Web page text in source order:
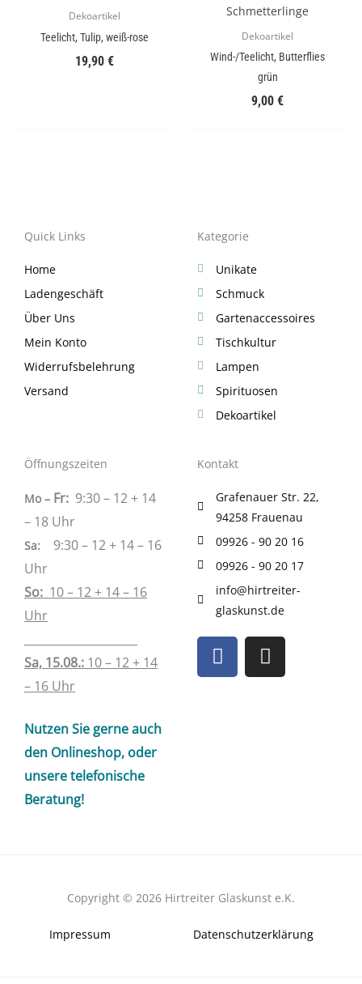
Dekoartikel
Teelicht, Tulip, weiß-rose
19,90 €
Dekoartikel
Wind-/Teelicht, Butterflies
grün
9,00 €
Quick Links
Home
Ladengeschäft
Über Uns
Mein Konto
Widerrufsbelehrung
Versand
Kategorie
Unikate
Schmuck
Gartenaccessoires
Tischkultur
Lampen
Spirituosen
Dekoartikel
Öffnungszeiten
Mo – Fr: 9:30 – 12 + 14
– 18 Uhr
Sa: 9:30 – 12 + 14 – 16
Uhr
So: 10 – 12 + 14 – 16
Uhr
Sa, 15.08.: 10 – 12 + 14
– 16 Uhr
Nutzen Sie gerne auch
den Onlineshop, oder
unsere telefonische
Beratung!
Kontakt
Grafenauer Str. 22,
94258 Frauenau
09926 - 90 20 16
09926 - 90 20 17
info@hirtreiter-
glaskunst.de
F
a
c
I
n
s
Copyright © 2026 Hirtreiter Glaskunst e.K.
Impressum Datenschutzerklärung